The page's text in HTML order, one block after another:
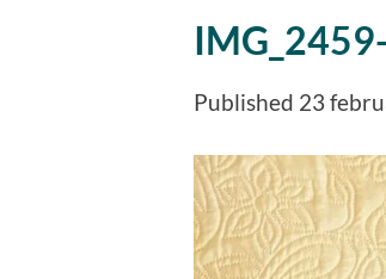
Published 23